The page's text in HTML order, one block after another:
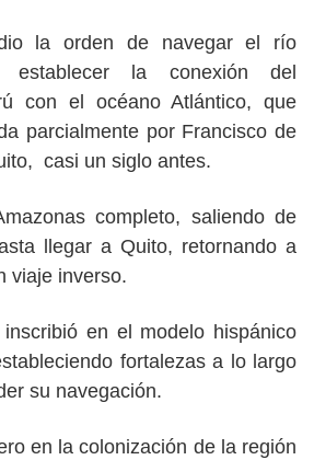
la orden de navegar el río
establecer la conexión del
con el océano Atlántico, que
parcialmente por Francisco de
casi un siglo antes.
completo, saliendo de
llegar a Quito, retornando a
viaje inverso.
en el modelo hispánico
fortalezas a lo largo
su navegación.
en la colonización de la región